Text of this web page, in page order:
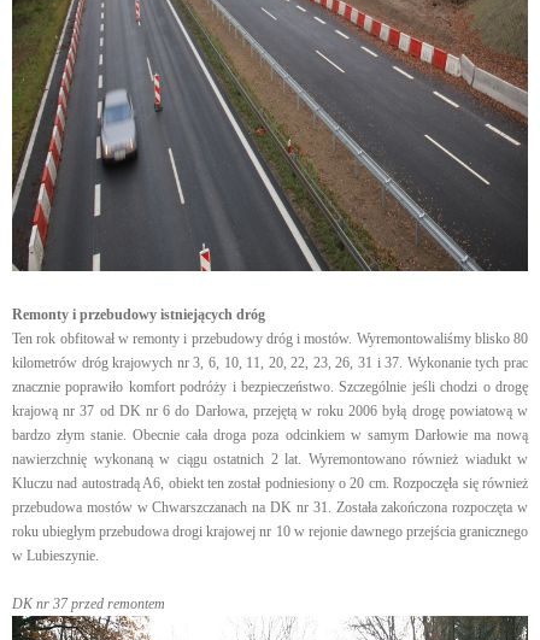
Remonty i przebudowy istniejących dróg
Ten rok obfitował w remonty i przebudowy dróg i mostów. Wyremontowaliśmy blisko 80
kilometrów dróg krajowych nr 3, 6, 10, 11, 20, 22, 23, 26, 31 i 37. Wykonanie tych prac
znacznie poprawiło komfort podróży i bezpieczeństwo. Szczególnie jeśli chodzi o drogę
krajową nr 37 od DK nr 6 do Darłowa, przejętą w roku 2006 byłą drogę powiatową w
bardzo złym stanie. Obecnie cała droga poza odcinkiem w samym Darłowie ma nową
nawierzchnię wykonaną w ciągu ostatnich 2 lat. Wyremontowano również wiadukt w
Kluczu nad autostradą A6, obiekt ten został podniesiony o 20 cm. Rozpoczęła się również
przebudowa mostów w Chwarszczanach na DK nr 31. Została zakończona rozpoczęta w
roku ubiegłym przebudowa drogi krajowej nr 10 w rejonie dawnego przejścia granicznego
w Lubieszynie.
DK nr 37 przed remontem